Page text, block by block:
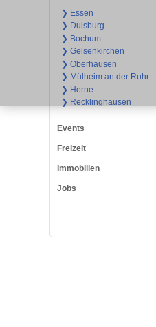
❯ Essen
❯ Duisburg
❯ Bochum
❯ Gelsenkirchen
❯ Oberhausen
❯ Mülheim an der Ruhr
❯ Herne
❯ Recklinghausen
Events
Freizeit
Immobilien
Jobs